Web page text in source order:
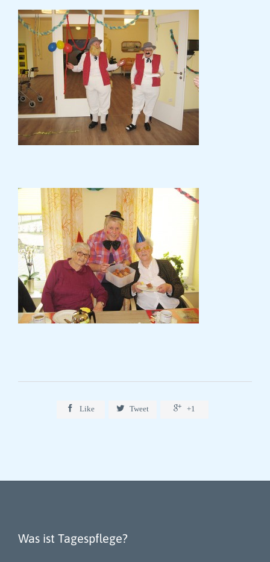
 Like  Tweet  +1
Was ist Tagespflege?